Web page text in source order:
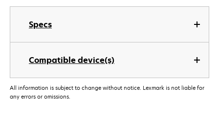
Specs
Compatible device(s)
All information is subject to change without notice. Lexmark is not liable for
any errors or omissions.